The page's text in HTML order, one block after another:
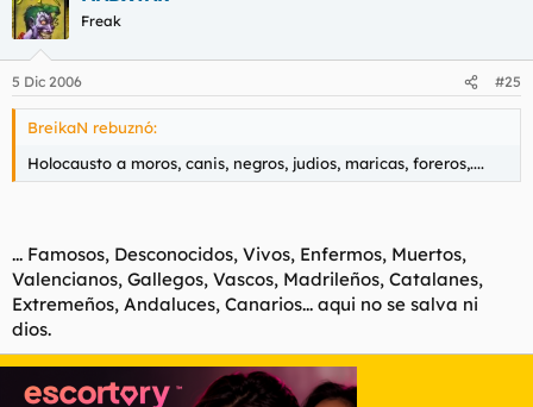
Freak
5 Dic 2006 #25
BreikaN rebuznó:
Holocausto a moros, canis, negros, judios, maricas, foreros,....
... Famosos, Desconocidos, Vivos, Enfermos, Muertos,
Valencianos, Gallegos, Vascos, Madrileños, Catalanes,
Extremeños, Andaluces, Canarios... aqui no se salva ni
dios.